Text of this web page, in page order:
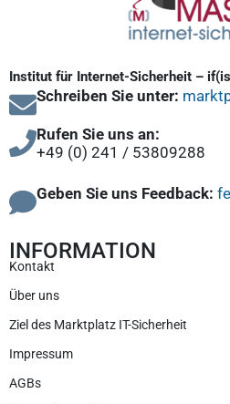
Institut für Internet-Sicherheit –
Schreiben Sie unter:
Rufen Sie uns an:
+49 (0) 241 / 53809288
Geben Sie uns Feedback:
INFORMATION
Kontakt
Über uns
Ziel des Marktplatz IT-Sicherheit
Impressum
AGBs